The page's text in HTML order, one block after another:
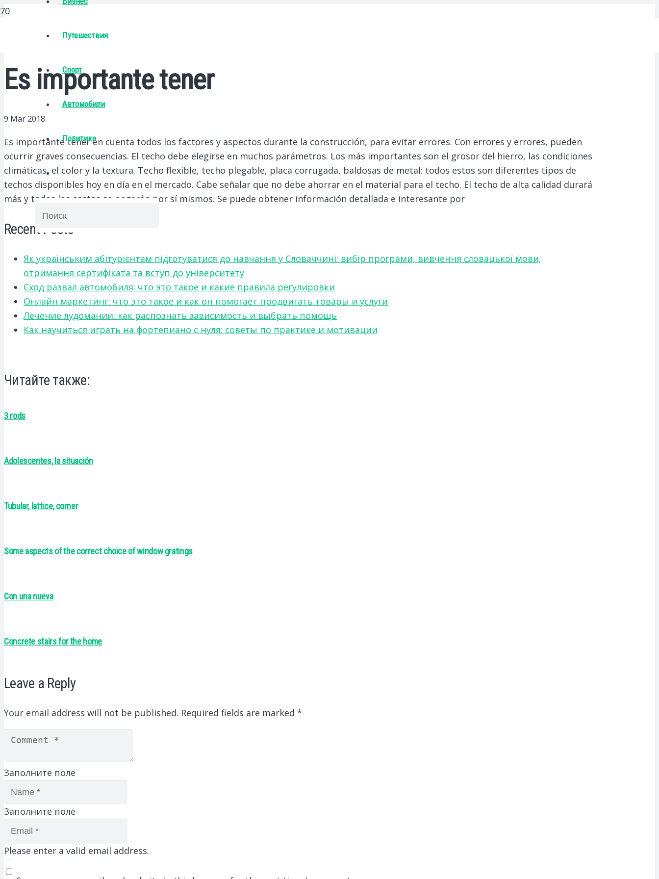
Путешествия
Спорт
Автомобили
Политика
Es importante tener
9 Mar 2018
Es importante tener en cuenta todos los factores y aspectos durante la construcción, para evitar errores. Con errores y errores, pueden
ocurrir graves consecuencias. El techo debe elegirse en muchos parámetros. Los más importantes son el grosor del hierro, las condiciones
climáticas, el color y la textura. Techo flexible, techo plegable, placa corrugada, baldosas de metal: todos estos son diferentes tipos de
techos disponibles hoy en día en el mercado. Cabe señalar que no debe ahorrar en el material para el techo. El techo de alta calidad durará
más y todos los costos se pagarán por sí mismos. Se puede obtener información detallada e interesante por
Recent Posts
Як українським абітурієнтам підготуватися до навчання у Словаччині: вибір програми, вивчення словацької мови,
отримання сертифіката та вступ до університету
Сход развал автомобиля: что это такое и какие правила регулировки
Онлайн маркетинг: что это такое и как он помогает продвигать товары и услуги
Лечение лудомании: как распознать зависимость и выбрать помощь
Как научиться играть на фортепиано с нуля: советы по практике и мотивации
Читайте также:
3 rods
Adolescentes, la situación
Tubular, lattice, corner
Some aspects of the correct choice of window gratings
Con una nueva
Concrete stairs for the home
Leave a Reply
Your email address will not be published. Required fields are marked *
Заполните поле
Заполните поле
Please enter a valid email address.